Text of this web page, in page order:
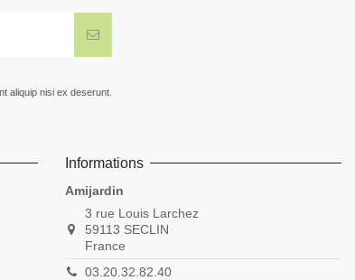
aliquip nisi ex deserunt.
Informations
Amijardin
3 rue Louis Larchez
59113 SECLIN
France
03.20.32.82.40